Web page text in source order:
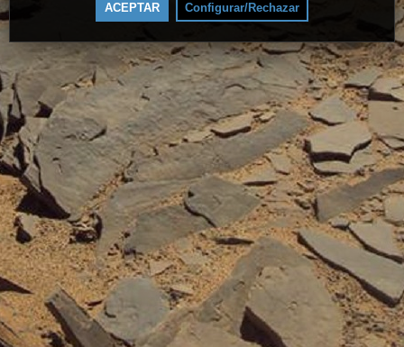
ACEPTAR Configurar/Rechazar